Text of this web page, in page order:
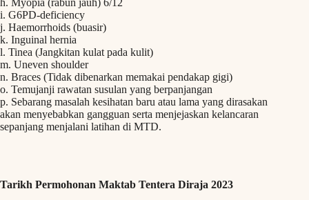
h. Myopia (rabun jauh) 6/12
i. G6PD-deficiency
j. Haemorrhoids (buasir)
k. Inguinal hernia
l. Tinea (Jangkitan kulat pada kulit)
m. Uneven shoulder
n. Braces (Tidak dibenarkan memakai pendakap gigi)
o. Temujanji rawatan susulan yang berpanjangan
p. Sebarang masalah kesihatan baru atau lama yang dirasakan
akan menyebabkan gangguan serta menjejaskan kelancaran
sepanjang menjalani latihan di MTD.
Tarikh Permohonan Maktab Tentera Diraja 2023